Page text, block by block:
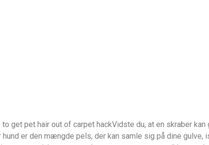
Vidste du, at en skraber kan
er den mængde pels, der kan samle sig på dine